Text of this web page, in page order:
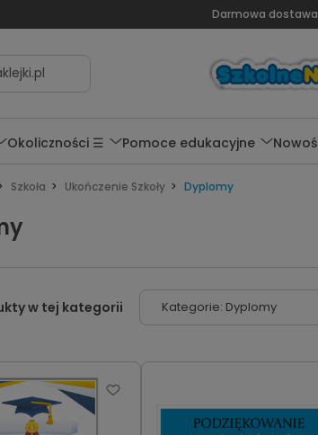
Darmowa dostawa
Okoliczności ☰ Pomoce edukacyjne
Szkoła Ukończenie Szkoły Dyplomy
Kategorie: Dyplomy